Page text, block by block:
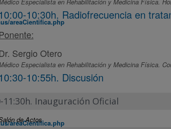
areaCientifica.php
areaCientifica.php
10:00-10:30h. Radiofrecuencia en
Sergio Otero
Especialista en Rehabilitación y Medicina Física.
10:30-10:55h. Discusión
11:30h. Inauguración Oficial
de Actos